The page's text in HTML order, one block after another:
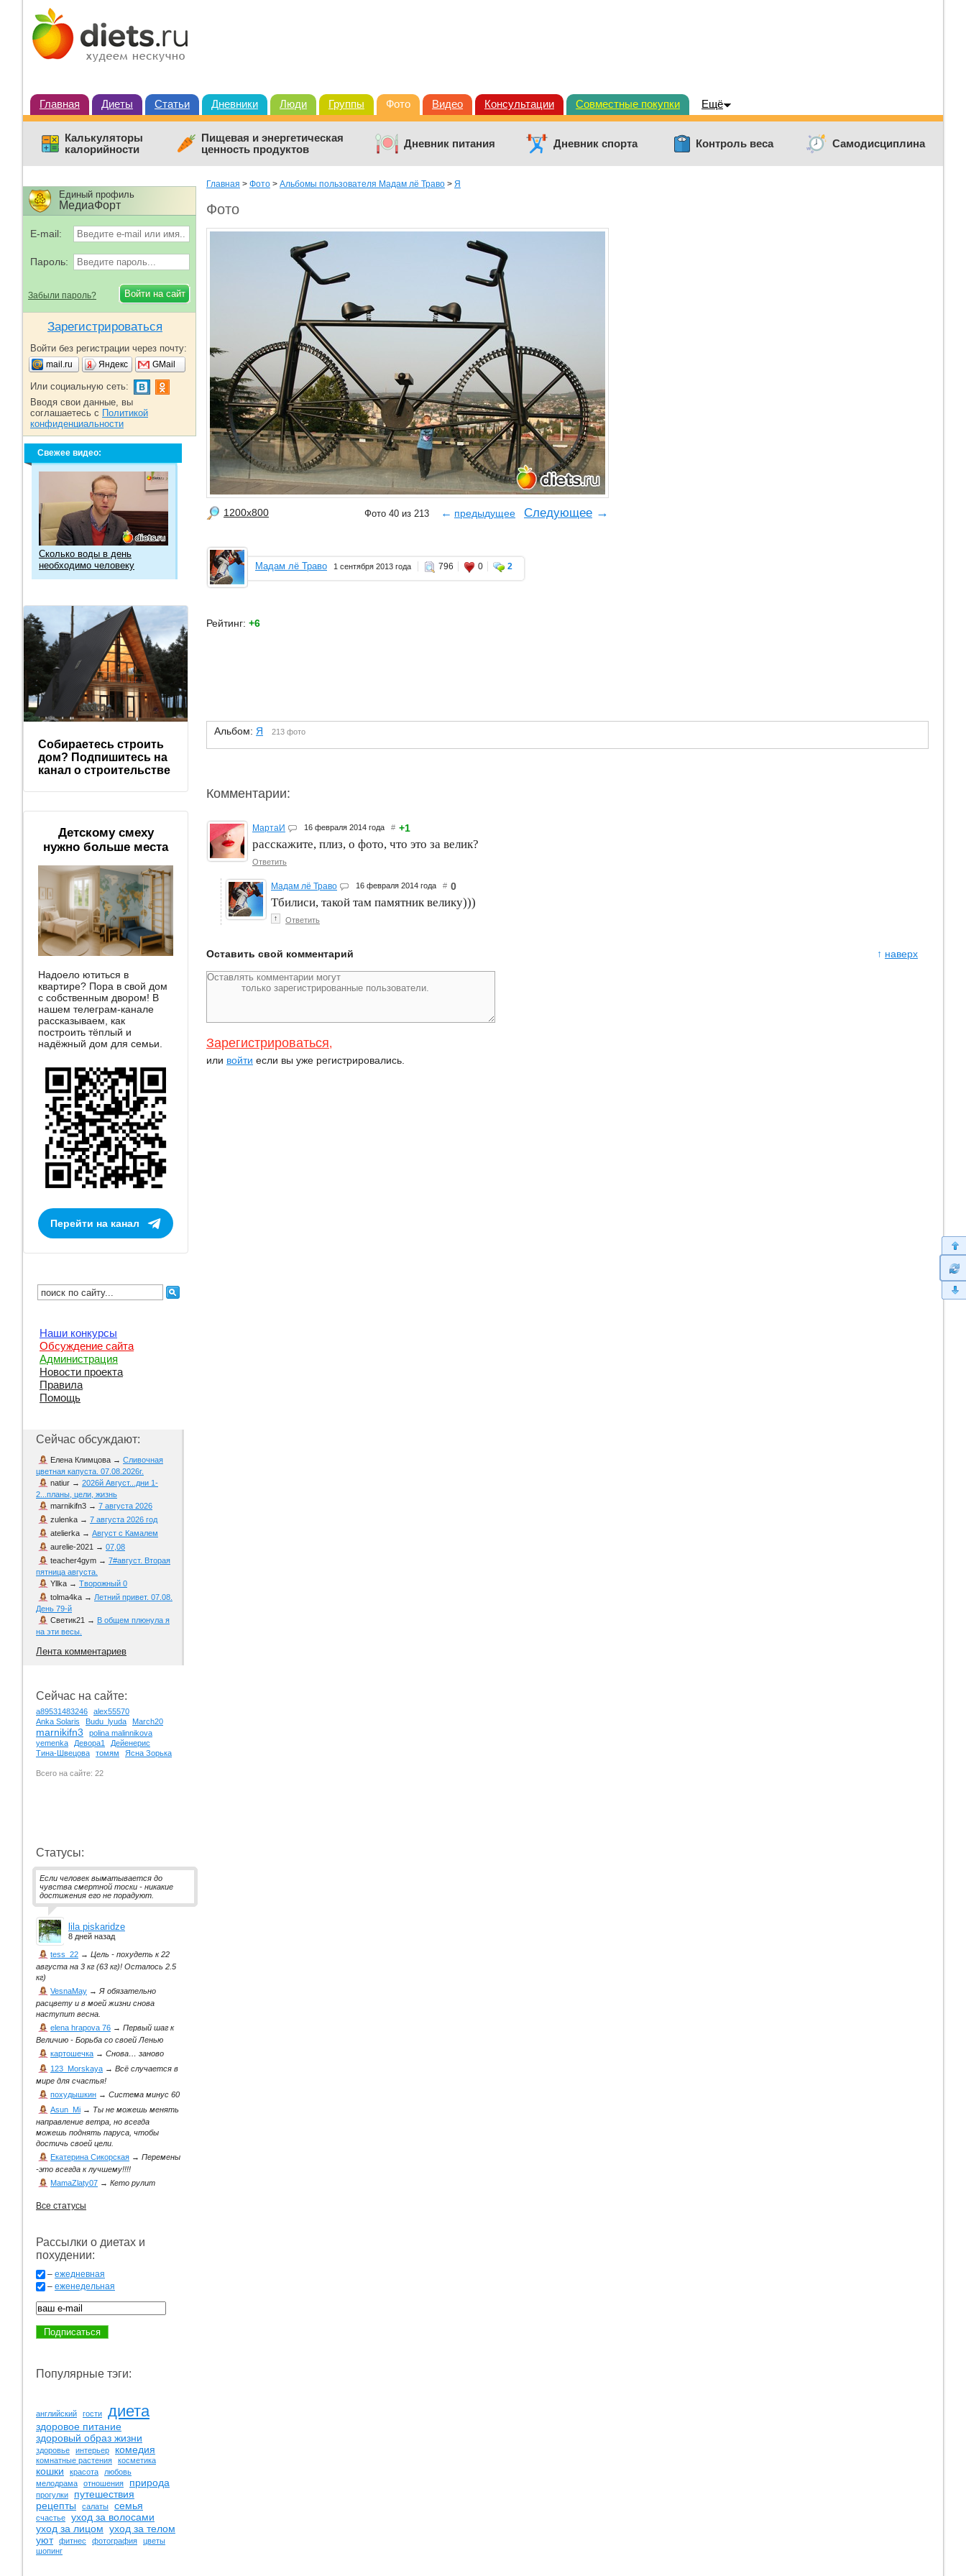
Главная Диеты Статьи Дневники Люди Группы Фото Видео Консультации Совместные покупки Ещё
Калькуляторы
калорийности
Пищевая и энергетическая
ценность продуктов
Дневник питания Дневник спорта Контроль веса Самодисциплина
Главная > Фото > Альбомы пользователя Мадам лё Траво > Я
Фото
1200x800 Фото 40 из 213 ← предыдущее Следующее →
Мадам лё Траво 1 сентября 2013 года 796 0 2
Рейтинг: +6
Альбом: Я 213 фото
Комментарии:
МартаИ 16 февраля 2014 года # +1
расскажите, плиз, о фото, что это за велик?
Ответить
Мадам лё Траво 16 февраля 2014 года # 0
Тбилиси, такой там памятник велику)))
↑ Ответить
↑ наверх
Оставить свой комментарий
Зарегистрироваться,
или войти если вы уже регистрировались.
Единый профиль
МедиаФорт
E-mail:
Пароль:
Забыли пароль?
Зарегистрироваться
Войти без регистрации через почту:
mail.ru Яндекс GMail
Или социальную сеть:
Вводя свои данные, вы
соглашаетесь с Политикой
конфиденциальности
Свежее видео:
Сколько воды в день
необходимо человеку
Собираетесь строить
дом? Подпишитесь на
канал о строительстве
Детскому смеху
нужно больше места
Надоело ютиться в
квартире? Пора в свой дом
с собственным двором! В
нашем телеграм-канале
рассказываем, как
построить тёплый и
надёжный дом для семьи.
Перейти на канал
Наши конкурсы
Обсуждение сайта
Администрация
Новости проекта
Правила
Помощь
Сейчас обсуждают:
Елена Климцова → Сливочная
цветная капуста. 07.08.2026г.
natiur → 2026й Август...дни 1-
2...планы, цели, жизнь
marnikifn3 → 7 августа 2026
zulenka → 7 августа 2026 год
atelierka → Август с Камалем
aurelie-2021 → 07,08
teacher4gym → 7#август. Вторая
пятница августа.
Yllka → Творожный 0
tolma4ka → Летний привет. 07.08.
День 79-й
Светик21 → В общем плюнула я
на эти весы.
Лента комментариев
Сейчас на сайте:
a89531483246
alex55570
Anka Solaris
Budu_lyuda March20
marnikifn3
polina malinnikova
yemenka
Девора1
Дейенерис
Тина-Швецова
томям Ясна Зорька
Всего на сайте: 22
Статусы:
Если человек выматывается до
чувства смертной тоски - никакие
достижения его не порадуют.
lila piskaridze
8 дней назад
tess_22 → Цель - похудеть к 22
августа на 3 кг (63 кг)! Осталось 2.5
кг)
VesnaMay →Я обязательно
расцвету и в моей жизни снова
наступит весна.
elena hrapova 76 → Первый шаг к
Величию - Борьба со своей Ленью
картошечка → Снова… заново
123_Morskaya → Всё случается в
мире для счастья!
похудышкин → Система минус 60
Asun_Mi → Ты не можешь менять
направление ветра, но всегда
можешь поднять паруса, чтобы
достичь своей цели.
Екатерина Сикорская → Перемены
-это всегда к лучшему!!!!
MamaZlaty07 → Кето рулит
Все статусы
Рассылки о диетах и
похудении:
– ежедневная
– еженедельная
Популярные тэги:
английский гости диета
здоровое питание
здоровый образ жизни
здоровье интерьер комедия
комнатные растения косметика
кошки красота
любовь
мелодрама
отношения природа
прогулки
путешествия
рецепты
салаты семья
счастье
уход за волосами
уход за лицом уход за телом
уют
фитнес фотография
цветы
шопинг